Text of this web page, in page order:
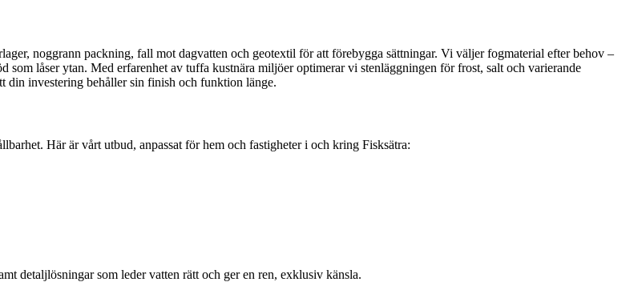
noggrann packning, fall mot dagvatten och geotextil för att förebygga sättningar. Vi väljer fogmaterial efter behov –
låser ytan. Med erfarenhet av tuffa kustnära miljöer optimerar vi stenläggningen för frost, salt och varierande
din investering behåller sin finish och funktion länge.
Här är vårt utbud, anpassat för hem och fastigheter i och kring Fisksätra:
detaljlösningar som leder vatten rätt och ger en ren, exklusiv känsla.